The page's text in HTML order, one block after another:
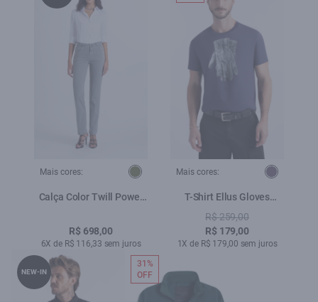
Mais cores:
Calça Color Twill Power
Oliva
R$ 698,00
6X de R$ 116,33 sem juros
Mais cores:
T-Shirt Ellus Gloves
Classic Purple Blue
R$ 259,00
R$ 179,00
1X de R$ 179,00 sem juros
NEW-IN
31%
OFF